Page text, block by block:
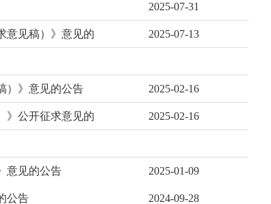
2025-07-31
意见稿）》意见的 2025-07-13
）》意见的公告 2025-02-16
》公开征求意见的 2025-02-16
意见的公告 2025-01-09
公告 2024-09-28